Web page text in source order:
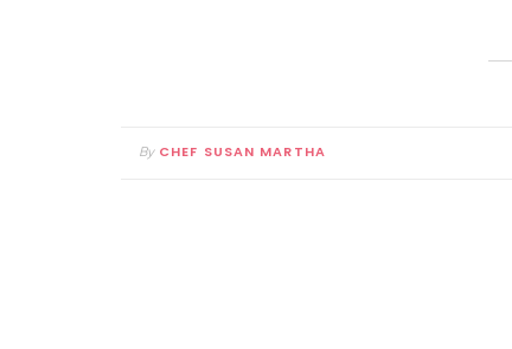
By CHEF SUSAN MARTHA